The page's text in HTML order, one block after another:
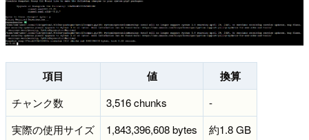
項目 値 換算
チャンク数 3,516 chunks
-
実際の使用サイズ
1,843,396,608 bytes
約1.8 GB